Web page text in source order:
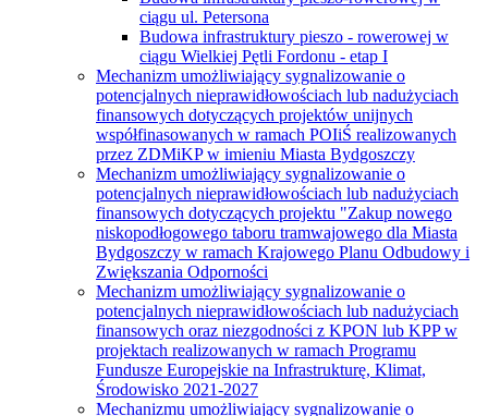
ciągu ul. Petersona
Budowa infrastruktury pieszo - rowerowej w
ciągu Wielkiej Pętli Fordonu - etap I
Mechanizm umożliwiający sygnalizowanie o
potencjalnych nieprawidłowościach lub nadużyciach
finansowych dotyczących projektów unijnych
współfinasowanych w ramach POIiŚ realizowanych
przez ZDMiKP w imieniu Miasta Bydgoszczy
Mechanizm umożliwiający sygnalizowanie o
potencjalnych nieprawidłowościach lub nadużyciach
finansowych dotyczących projektu "Zakup nowego
niskopodłogowego taboru tramwajowego dla Miasta
Bydgoszczy w ramach Krajowego Planu Odbudowy i
Zwiększania Odporności
Mechanizm umożliwiający sygnalizowanie o
potencjalnych nieprawidłowościach lub nadużyciach
finansowych oraz niezgodności z KPON lub KPP w
projektach realizowanych w ramach Programu
Fundusze Europejskie na Infrastrukturę, Klimat,
Środowisko 2021-2027
Mechanizmu umożliwiający sygnalizowanie o